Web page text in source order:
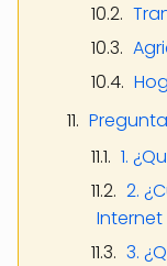
1.
2.
3.